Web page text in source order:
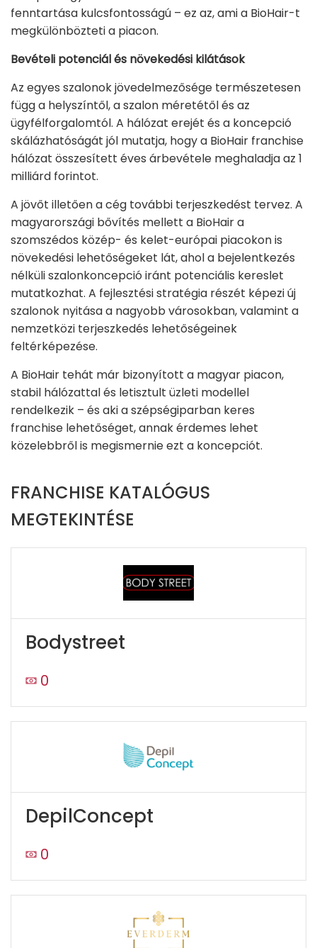
fenntartása kulcsfontosságú – ez az, ami a BioHair-t
megkülönbözteti a piacon.
Bevételi potenciál és növekedési kilátások
Az egyes szalonok jövedelmezősége természetesen
függ a helyszíntől, a szalon méretétől és az
ügyfélforgalomtól. A hálózat erejét és a koncepció
skálázhatóságát jól mutatja, hogy a BioHair franchise
hálózat összesített éves árbevétele meghaladja az 1
milliárd forintot.
A jövőt illetően a cég további terjeszkedést tervez. A
magyarországi bővítés mellett a BioHair a
szomszédos közép- és kelet-európai piacokon is
növekedési lehetőségeket lát, ahol a bejelentkezés
nélküli szalonkoncepció iránt potenciális kereslet
mutatkozhat. A fejlesztési stratégia részét képezi új
szalonok nyitása a nagyobb városokban, valamint a
nemzetközi terjeszkedés lehetőségeinek
feltérképezése.
A BioHair tehát már bizonyított a magyar piacon,
stabil hálózattal és letisztult üzleti modellel
rendelkezik – és aki a szépségiparban keres
franchise lehetőséget, annak érdemes lehet
közelebbről is megismernie ezt a koncepciót.
FRANCHISE KATALÓGUS
MEGTEKINTÉSE
Bodystreet
0
DepilConcept
0